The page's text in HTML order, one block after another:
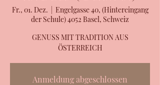
Fr., 01. Dez.
Engelgasse 40, (Hintereingang
der Schule) 4052 Basel, Schweiz
GENUSS MIT TRADITION AUS
ÖSTERREICH
Anmeldung abgeschlossen